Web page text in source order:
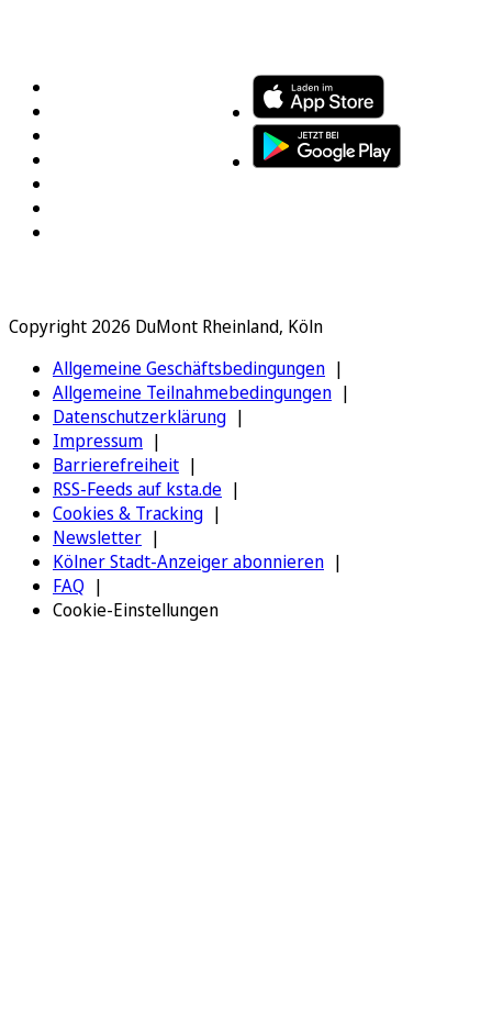
Copyright 2026 DuMont Rheinland, Köln
Allgemeine Geschäftsbedingungen
Allgemeine Teilnahmebedingungen
Datenschutzerklärung
Impressum
Barrierefreiheit
RSS-Feeds auf ksta.de
Cookies & Tracking
Newsletter
Kölner Stadt-Anzeiger abonnieren
FAQ
Cookie-Einstellungen